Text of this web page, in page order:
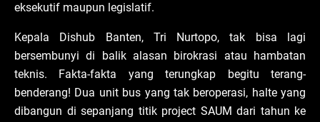
eksekutif maupun legislatif.
Kepala Dishub Banten, Tri Nurtopo, tak bisa lagi
bersembunyi di balik alasan birokrasi atau hambatan
teknis. Fakta-fakta yang terungkap begitu terang-
benderang! Dua unit bus yang tak beroperasi, halte yang
dibangun di sepanjang titik project SAUM dari tahun ke